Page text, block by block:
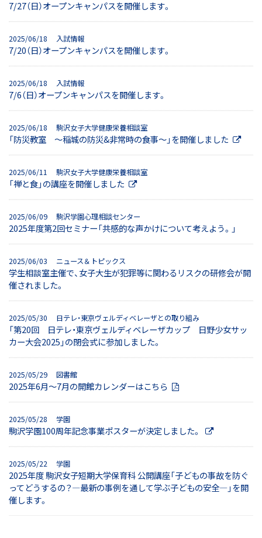
7/27（日）オープンキャンパスを開催します。
2025/06/18 入試情報
7/20（日）オープンキャンパスを開催します。
2025/06/18 入試情報
7/6（日）オープンキャンパスを開催します。
2025/06/18 駒沢女子大学健康栄養相談室
「防災教室 ～稲城の防災&非常時の食事～」を開催しました
2025/06/11 駒沢女子大学健康栄養相談室
「禅と食」の講座を開催しました
2025/06/09 駒沢学園心理相談センター
2025年度第2回セミナー「共感的な声かけについて考えよう。」
2025/06/03 ニュース＆トピックス
学生相談室主催で、女子大生が犯罪等に関わるリスクの研修会が開
催されました。
2025/05/30 日テレ・東京ヴェルディベレーザとの取り組み
「第20回 日テレ・東京ヴェルディベレーザカップ 日野少女サッ
カー大会2025」の閉会式に参加しました。
2025/05/29 図書館
2025年6月〜7月の開館カレンダーはこちら
2025/05/28 学園
駒沢学園100周年記念事業ポスターが決定しました。
2025/05/22 学園
2025年度 駒沢女子短期大学保育科 公開講座「子どもの事故を防ぐ
ってどうするの？―最新の事例を通して学ぶ子どもの安全―」を開
催します。